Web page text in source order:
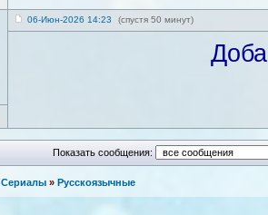
06-Июн-2026 14:23 (спустя 50 минут)
Показать сообщения:
Сериалы » Русскоязычные